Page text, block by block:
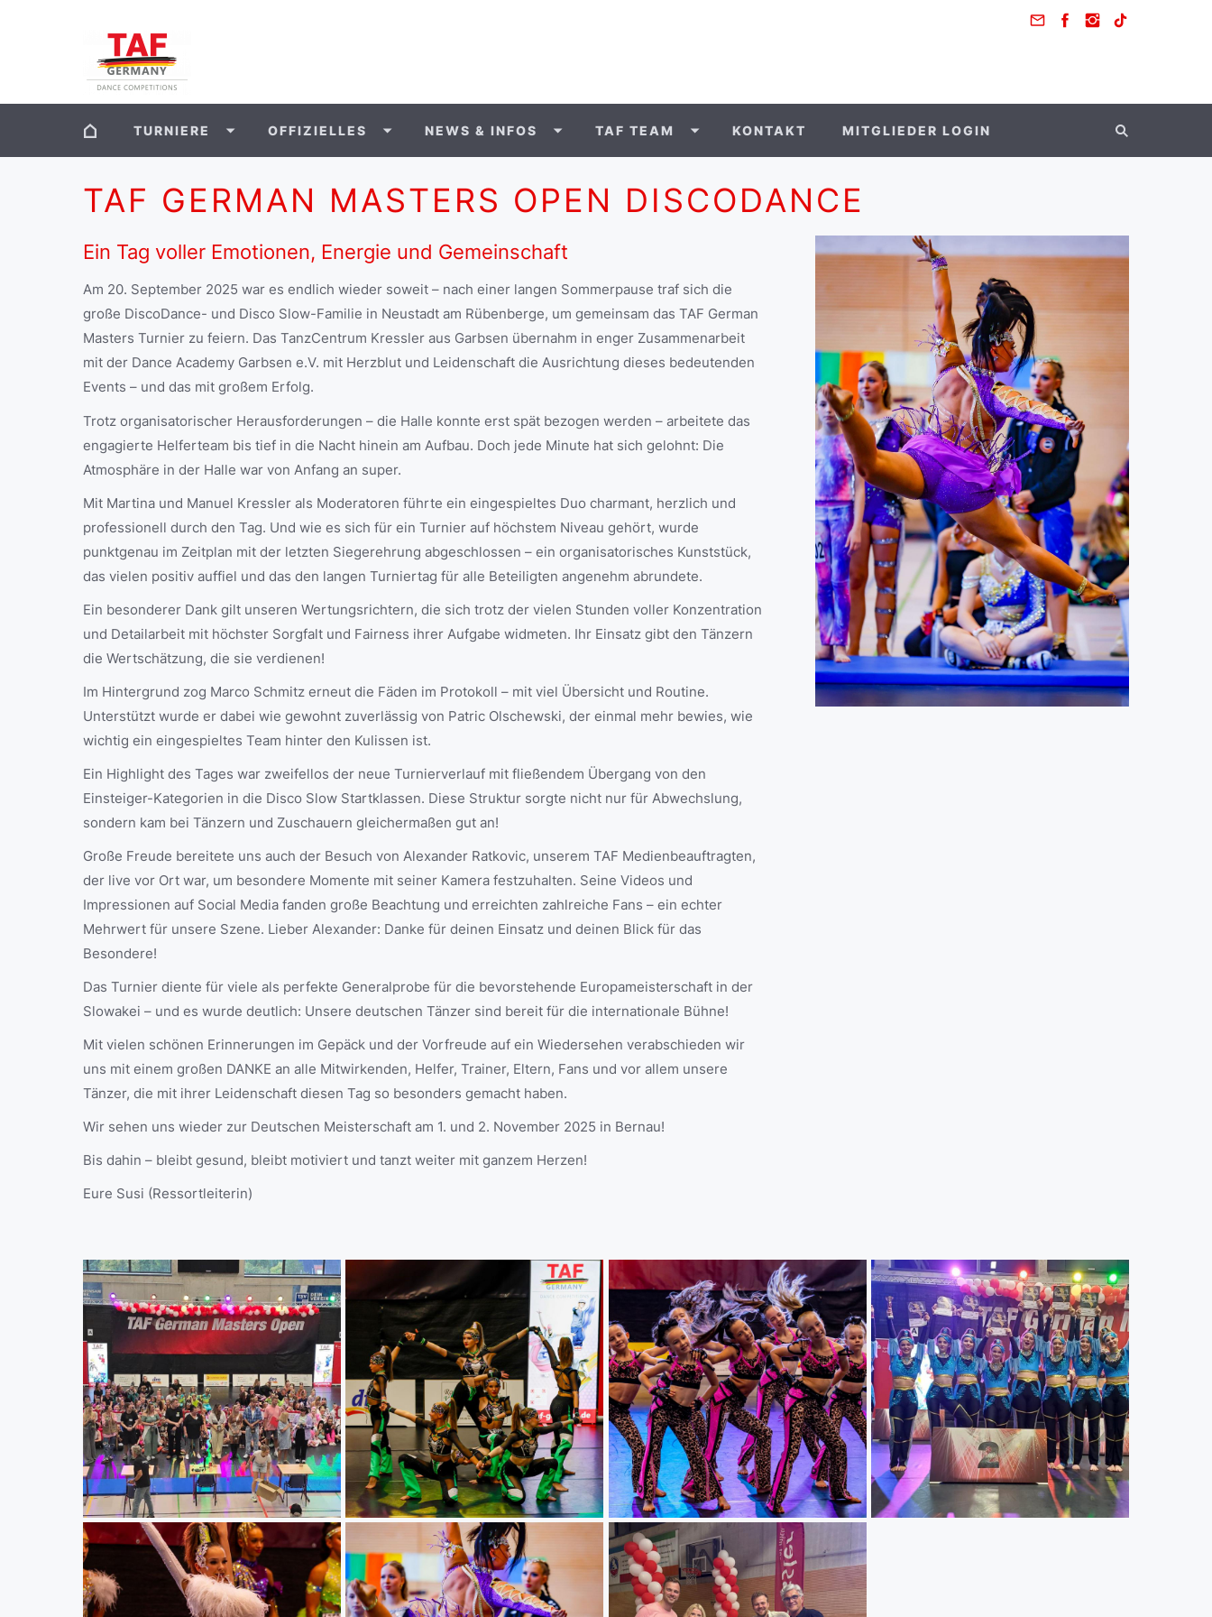
TURNIERE OFFIZIELLES NEWS & INFOS TAF TEAM KONTAKT MITGLIEDER LOGIN
TAF GERMAN MASTERS OPEN DISCODANCE
Ein Tag voller Emotionen, Energie und Gemeinschaft
Am 20. September 2025 war es endlich wieder soweit – nach einer langen Sommerpause traf sich die
große DiscoDance- und Disco Slow-Familie in Neustadt am Rübenberge, um gemeinsam das TAF German
Masters Turnier zu feiern. Das TanzCentrum Kressler aus Garbsen übernahm in enger Zusammenarbeit
mit der Dance Academy Garbsen e.V. mit Herzblut und Leidenschaft die Ausrichtung dieses bedeutenden
Events – und das mit großem Erfolg.
Trotz organisatorischer Herausforderungen – die Halle konnte erst spät bezogen werden – arbeitete das
engagierte Helferteam bis tief in die Nacht hinein am Aufbau. Doch jede Minute hat sich gelohnt: Die
Atmosphäre in der Halle war von Anfang an super.
Mit Martina und Manuel Kressler als Moderatoren führte ein eingespieltes Duo charmant, herzlich und
professionell durch den Tag. Und wie es sich für ein Turnier auf höchstem Niveau gehört, wurde
punktgenau im Zeitplan mit der letzten Siegerehrung abgeschlossen – ein organisatorisches Kunststück,
das vielen positiv auffiel und das den langen Turniertag für alle Beteiligten angenehm abrundete.
Ein besonderer Dank gilt unseren Wertungsrichtern, die sich trotz der vielen Stunden voller Konzentration
und Detailarbeit mit höchster Sorgfalt und Fairness ihrer Aufgabe widmeten. Ihr Einsatz gibt den Tänzern
die Wertschätzung, die sie verdienen!
Im Hintergrund zog Marco Schmitz erneut die Fäden im Protokoll – mit viel Übersicht und Routine.
Unterstützt wurde er dabei wie gewohnt zuverlässig von Patric Olschewski, der einmal mehr bewies, wie
wichtig ein eingespieltes Team hinter den Kulissen ist.
Ein Highlight des Tages war zweifellos der neue Turnierverlauf mit fließendem Übergang von den
Einsteiger-Kategorien in die Disco Slow Startklassen. Diese Struktur sorgte nicht nur für Abwechslung,
sondern kam bei Tänzern und Zuschauern gleichermaßen gut an!
Große Freude bereitete uns auch der Besuch von Alexander Ratkovic, unserem TAF Medienbeauftragten,
der live vor Ort war, um besondere Momente mit seiner Kamera festzuhalten. Seine Videos und
Impressionen auf Social Media fanden große Beachtung und erreichten zahlreiche Fans – ein echter
Mehrwert für unsere Szene. Lieber Alexander: Danke für deinen Einsatz und deinen Blick für das
Besondere!
Das Turnier diente für viele als perfekte Generalprobe für die bevorstehende Europameisterschaft in der
Slowakei – und es wurde deutlich: Unsere deutschen Tänzer sind bereit für die internationale Bühne!
Mit vielen schönen Erinnerungen im Gepäck und der Vorfreude auf ein Wiedersehen verabschieden wir
uns mit einem großen DANKE an alle Mitwirkenden, Helfer, Trainer, Eltern, Fans und vor allem unsere
Tänzer, die mit ihrer Leidenschaft diesen Tag so besonders gemacht haben.
Wir sehen uns wieder zur Deutschen Meisterschaft am 1. und 2. November 2025 in Bernau!
Bis dahin – bleibt gesund, bleibt motiviert und tanzt weiter mit ganzem Herzen!
Eure Susi (Ressortleiterin)